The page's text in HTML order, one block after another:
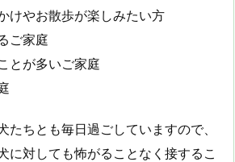
けやお散歩が楽しみたい方
ご家庭
とが多いご家庭
たちとも毎日過ごしていますので、
に対しても怖がることなく接するこ